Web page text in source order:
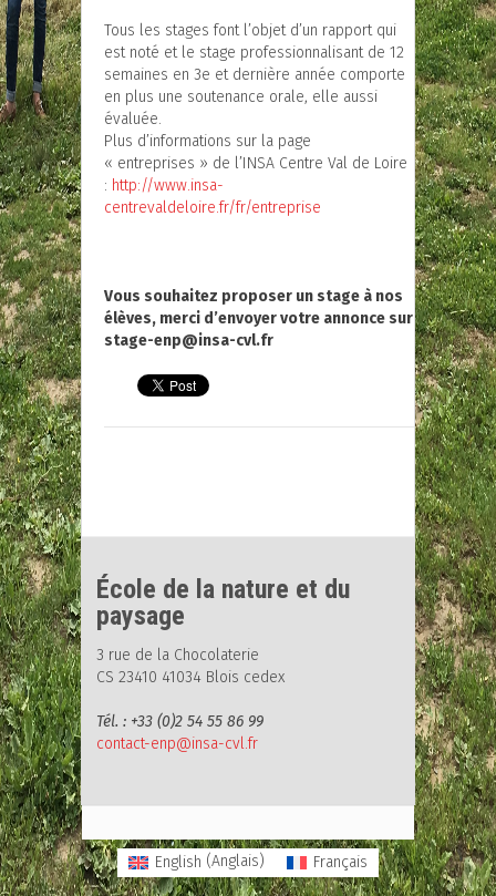
Tous les stages font l’objet d’un rapport qui
est noté et le stage professionnalisant de 12
semaines en 3e et dernière année comporte
en plus une soutenance orale, elle aussi
évaluée.
Plus d’informations sur la page
« entreprises » de l’INSA Centre Val de Loire
: http://www.insa-
centrevaldeloire.fr/fr/entreprise
Vous souhaitez proposer un stage à nos
élèves, merci d’envoyer votre annonce sur
stage-enp@insa-cvl.fr
École de la nature et du
paysage
3 rue de la Chocolaterie
CS 23410 41034 Blois cedex
Tél. : +33 (0)2 54 55 86 99
contact-enp@insa-cvl.fr
English (Anglais) Français